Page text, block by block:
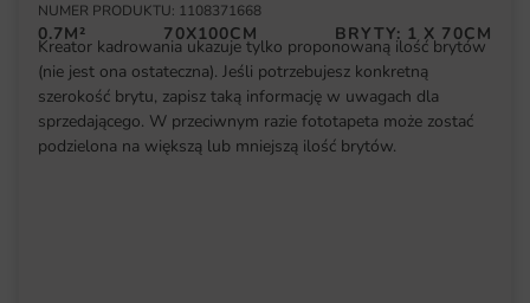
NUMER PRODUKTU: 1108371668
0.7M² 70X100CM BRYTY: 1 X 70CM
Kreator kadrowania ukazuje tylko proponowaną ilość brytów
(nie jest ona ostateczna). Jeśli potrzebujesz konkretną
szerokość brytu, zapisz taką informację w uwagach dla
sprzedającego. W przeciwnym razie fototapeta może zostać
podzielona na większą lub mniejszą ilość brytów.